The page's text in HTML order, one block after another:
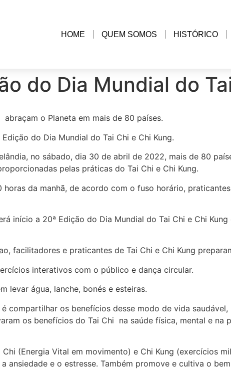
HOME QUEM SOMOS HISTÓRICO
do Dia Mundial do
o Planeta em mais de 80 países.
Edição do Dia Mundial do Tai Chi e Chi Kung.
no sábado, dia 30 de abril de 2022, mais de 80
pelas práticas do Tai Chi e Chi Kung.
horas da manhã, de acordo com o fuso horário,
início a 20ª Edição do Dia Mundial do Tai Chi e Chi
facilitadores e praticantes de Tai Chi e Chi Kung
interativos com o público e dança circular.
levar água, lanche, bonés e esteiras.
compartilhar os benefícios desse modo de vida
os benefícios do Tai Chi na saúde física, mental e na
(Energia Vital em movimento) e Chi Kung (exercícios
ansiedade e o estresse. Também promove e cultiva o